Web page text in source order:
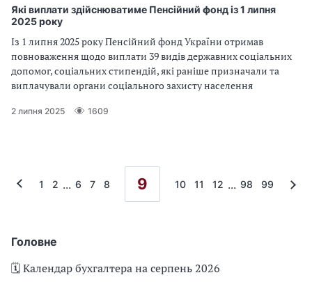
Головне
🗓️ Календар бухгалтера на серпень 2026
Які виплати здійснюватиме Пенсійний фонд із 1 липня
2025 року
Із 1 липня 2025 року Пенсійний фонд України отримав
повноваження щодо виплати 39 видів державних соціальних
допомог, соціальних стипендій, які раніше призначали та
виплачували органи соціального захисту населення
2 липня 2025 1609
1 2 ... 6 7 8 9 10 11 12 ... 98 99